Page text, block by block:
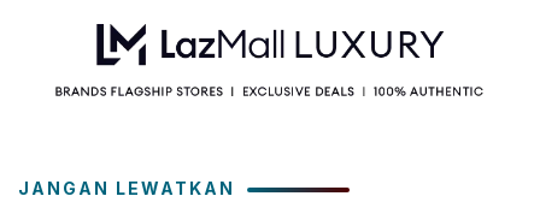
JANGAN LEWATKAN